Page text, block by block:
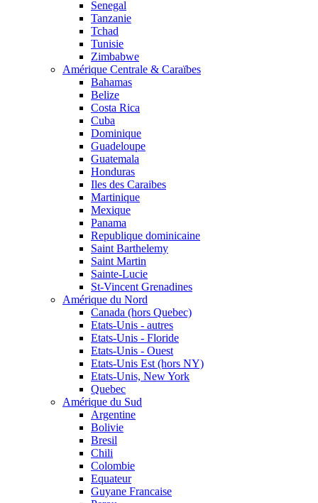
Senegal
Tanzanie
Tchad
Tunisie
Zimbabwe
Amérique Centrale & Caraïbes
Bahamas
Belize
Costa Rica
Cuba
Dominique
Guadeloupe
Guatemala
Honduras
Iles des Caraibes
Martinique
Mexique
Panama
Republique dominicaine
Saint Barthelemy
Saint Martin
Sainte-Lucie
St-Vincent Grenadines
Amérique du Nord
Canada (hors Quebec)
Etats-Unis - autres
Etats-Unis - Floride
Etats-Unis - Ouest
Etats-Unis Est (hors NY)
Etats-Unis, New York
Quebec
Amérique du Sud
Argentine
Bolivie
Bresil
Chili
Colombie
Equateur
Guyane Francaise